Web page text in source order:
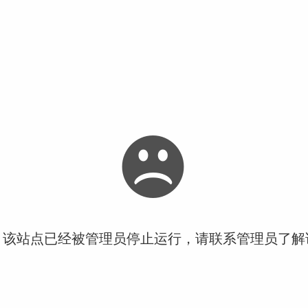
站点已经被管理员停止运行，请联系管理员了